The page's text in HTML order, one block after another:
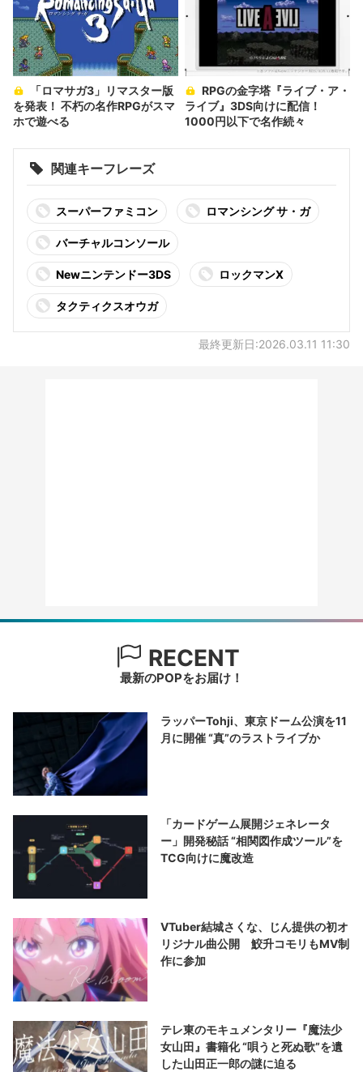
を発表！ 不朽の名作RPGがスマ
ホで遊べる
ライブ』3DS向けに配信！
1000円以下で名作続々
関連キーフレーズ
スーパーファミコン ロマンシング サ・ガ
バーチャルコンソール
Newニンテンドー3DS ロックマンX
タクティクスオウガ
最終更新日:2026.03.11 11:30
RECENT
最新のPOPをお届け！
ラッパーTohji、東京ドーム公演を11
月に開催 “真”のラストライブか
「カードゲーム展開ジェネレータ
ー」開発秘話 “相関図作成ツール”を
TCG向けに魔改造
VTuber結城さくな、じん提供の初オ
リジナル曲公開 鮫升コモリもMV制
作に参加
テレ東のモキュメンタリー『魔法少
女山田』書籍化 “唄うと死ぬ歌”を遺
した山田正一郎の謎に迫る